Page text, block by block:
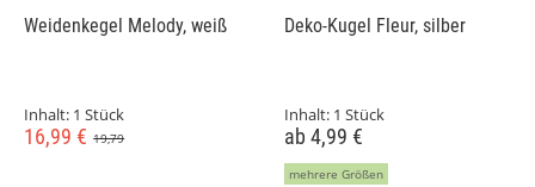
Weidenkegel Melody, weiß
Inhalt: 1 Stück
19,79
16,99 €
Deko-Kugel Fleur, silber
Inhalt: 1 Stück
ab 4,99 €
mehrere Größen